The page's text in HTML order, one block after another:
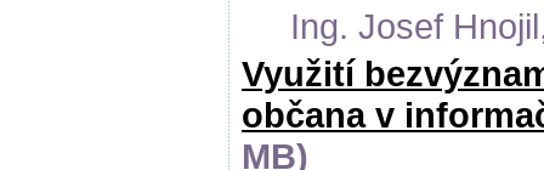
Ing. Josef
Využití
občana v
MB)